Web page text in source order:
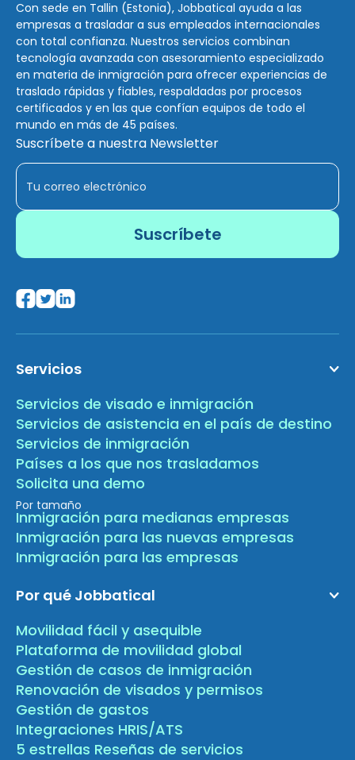
Con sede en Tallin (Estonia), Jobbatical ayuda a las
empresas a trasladar a sus empleados internacionales
con total confianza. Nuestros servicios combinan
tecnología avanzada con asesoramiento especializado
en materia de inmigración para ofrecer experiencias de
traslado rápidas y fiables, respaldadas por procesos
certificados y en las que confían equipos de todo el
mundo en más de 45 países.
Suscríbete a nuestra Newsletter
Servicios
Servicios de visado e inmigración
Servicios de asistencia en el país de destino
Servicios de inmigración
Países a los que nos trasladamos
Solicita una demo
Por tamaño
Inmigración para medianas empresas
Inmigración para las nuevas empresas
Inmigración para las empresas
Por qué Jobbatical
Movilidad fácil y asequible
Plataforma de movilidad global
Gestión de casos de inmigración
Renovación de visados y permisos
Gestión de gastos
Integraciones HRIS/ATS
5 estrellas Reseñas de servicios